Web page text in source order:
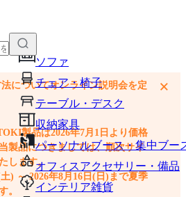
ソファ
チェア・椅子
テーブル・デスク
収納家具
パーソナルブース・集中ブー
オフィスアクセサリー・備品
インテリア雑貨
貼り付けて、カートに追加できます
についてオンライン説明会を定
製品は2026年7月1日より価格
製品につきましては、順次サイ
します。
) ～ 2026年8月16日(日)まで夏季
。
×